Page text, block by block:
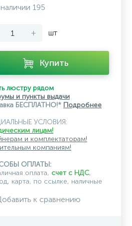
195
+ шт
Купить
люстру рядом
и пункты выдачи
БЕСПЛАТНО!* Подробнее
УСЛОВИЯ:
лицам!
и комплектаторам!
компаниям!
ОПЛАТЫ:
оплата, счет с НДС,
карта, по ссылке, наличные
к сравнению